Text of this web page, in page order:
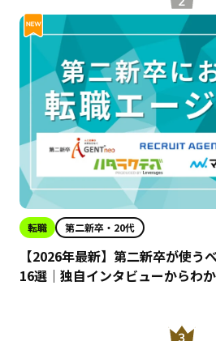
転職 第二新卒・20代
【2026年最新】第二新卒が使う
16選｜独自インタビューからわ